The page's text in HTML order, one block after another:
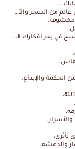
من السحر والألغاز،
مكشوف.
بحر أفكارك العميق.
والإبداع.
والأسرار.
والدهشة.